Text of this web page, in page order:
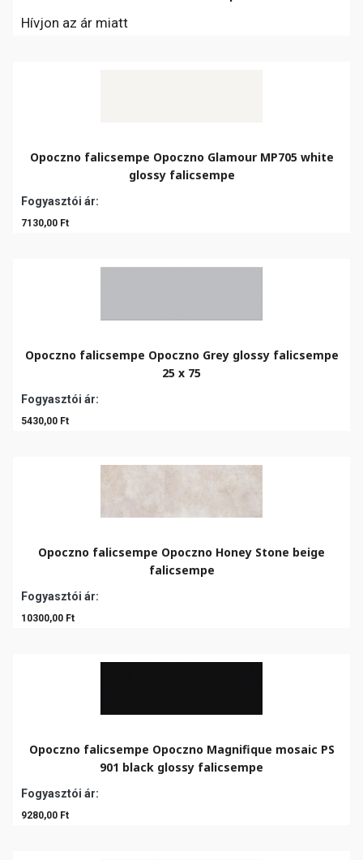
Hívjon az ár miatt
Opoczno falicsempe Opoczno Glamour MP705 white
glossy falicsempe
Fogyasztói ár:
7130,00 Ft
Opoczno falicsempe Opoczno Grey glossy falicsempe
25 x 75
Fogyasztói ár:
5430,00 Ft
Opoczno falicsempe Opoczno Honey Stone beige
falicsempe
Fogyasztói ár:
10300,00 Ft
Opoczno falicsempe Opoczno Magnifique mosaic PS
901 black glossy falicsempe
Fogyasztói ár:
9280,00 Ft